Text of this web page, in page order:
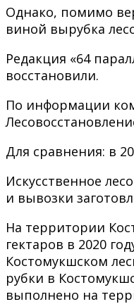
Однако, помимо
виной вырубка
Редакция «64
восстановили.
По информации
Для сравнения: в
Искусственное
и вывозки
На территории
гектаров в 2020
Костомукшском
рубки в
выполнено на